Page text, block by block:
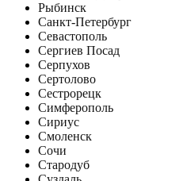
Рыбинск
Санкт-Петербург
Севастополь
Сергиев Посад
Серпухов
Сертолово
Сестрорецк
Симферополь
Сириус
Смоленск
Сочи
Стародуб